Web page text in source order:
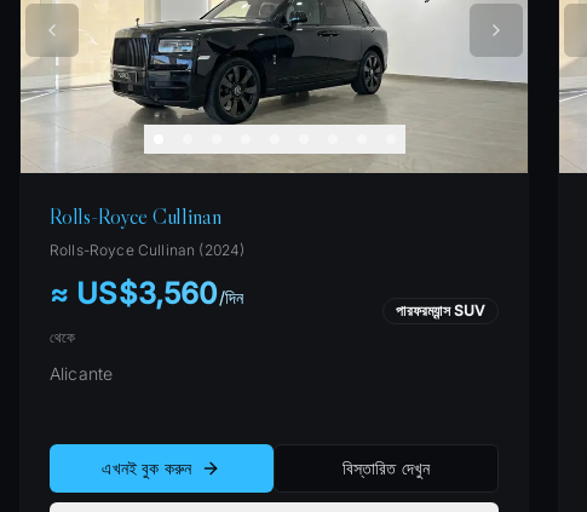
Rolls-Royce Cullinan
Rolls-Royce Cullinan (2024)
≈ US$3,560/দিন
থেকে
পারফরম্যান্স SUV
Alicante
এখনই বুক করুন বিস্তারিত দেখুন